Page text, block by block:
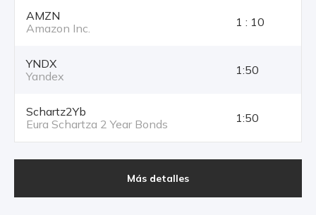
AMZN
Amazon Inc.
1 : 10
YNDX
Yandex
1:50
Schartz2Yb
Eura Schartza 2 Year Bonds
1:50
Más detalles